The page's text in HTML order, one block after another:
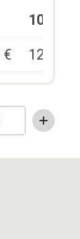
10-24
€ 129,00